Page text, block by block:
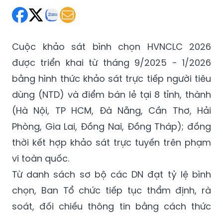
Cuộc khảo sát bình chọn HVNCLC 2026
được triển khai từ tháng 9/2025 - 1/2026
bằng hình thức khảo sát trực tiếp người tiêu
dùng (NTD) và điểm bán lẻ tại 8 tỉnh, thành
(Hà Nội, TP HCM, Đà Nẵng, Cần Thơ, Hải
Phòng, Gia Lai, Đồng Nai, Đồng Tháp); đồng
thời kết hợp khảo sát trực tuyến trên phạm
vi toàn quốc.
Từ danh sách sơ bộ các DN đạt tỷ lệ bình
chọn, Ban Tổ chức tiếp tục thẩm định, rà
soát, đối chiếu thông tin bằng cách thức